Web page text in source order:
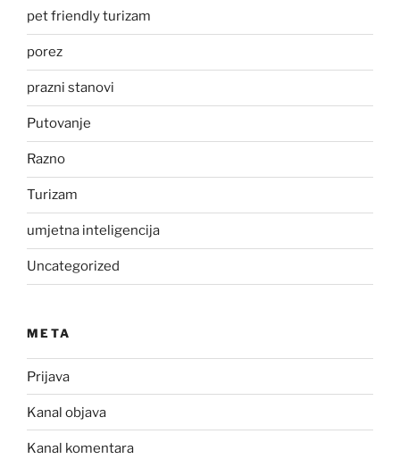
pet friendly turizam
porez
prazni stanovi
Putovanje
Razno
Turizam
umjetna inteligencija
Uncategorized
META
Prijava
Kanal objava
Kanal komentara